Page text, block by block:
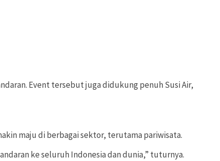
Event tersebut juga didukung penuh Susi Air,
maju di berbagai sektor, terutama pariwisata.
ke seluruh Indonesia dan dunia,” tuturnya.